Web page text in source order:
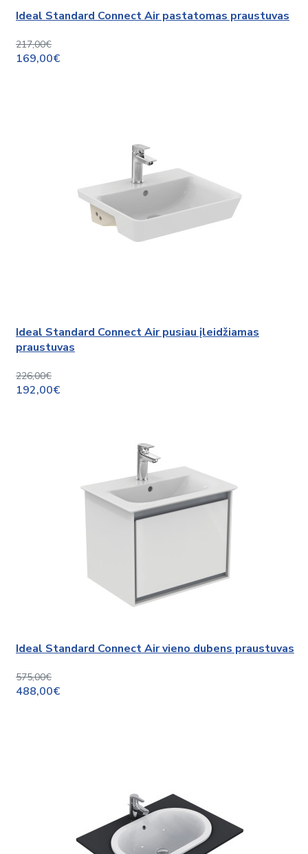
Ideal Standard Connect Air pastatomas praustuvas
217,00€
169,00€
Ideal Standard Connect Air pusiau įleidžiamas
praustuvas
226,00€
192,00€
Ideal Standard Connect Air vieno dubens praustuvas
575,00€
488,00€